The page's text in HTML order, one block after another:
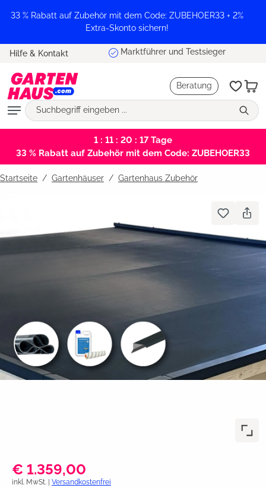
springen
33 % Rabatt auf Zubehör mit dem Code: ZUBEHOER33 + 2%
Extra-Skonto sichern!
Hilfe & Kontakt Marktführer und Testsieger
Beratung
1 : 11 : 20 : 17Tage
33 % Rabatt auf Zubehör mit dem Code: ZUBEHOER33
Startseite Gartenhäuser / Gartenhaus Zubehör
€ 1.359,00
inkl. MwSt. | Versandkostenfrei